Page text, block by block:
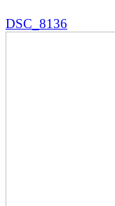
DSC_8136